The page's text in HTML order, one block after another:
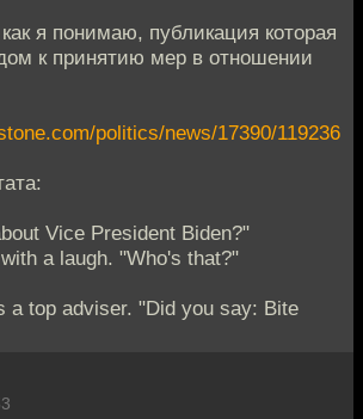
я понимаю, публикация которая
к принятию мер в отношении
politics/news/17390/119236
Vice President Biden?"
a laugh. "Who's that?"
a top adviser. "Did you say: Bite